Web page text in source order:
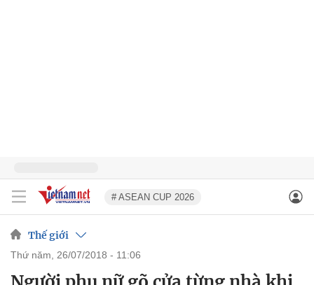
# ASEAN CUP 2026
Thế giới
thứ năm, 26/07/2018 - 11:06